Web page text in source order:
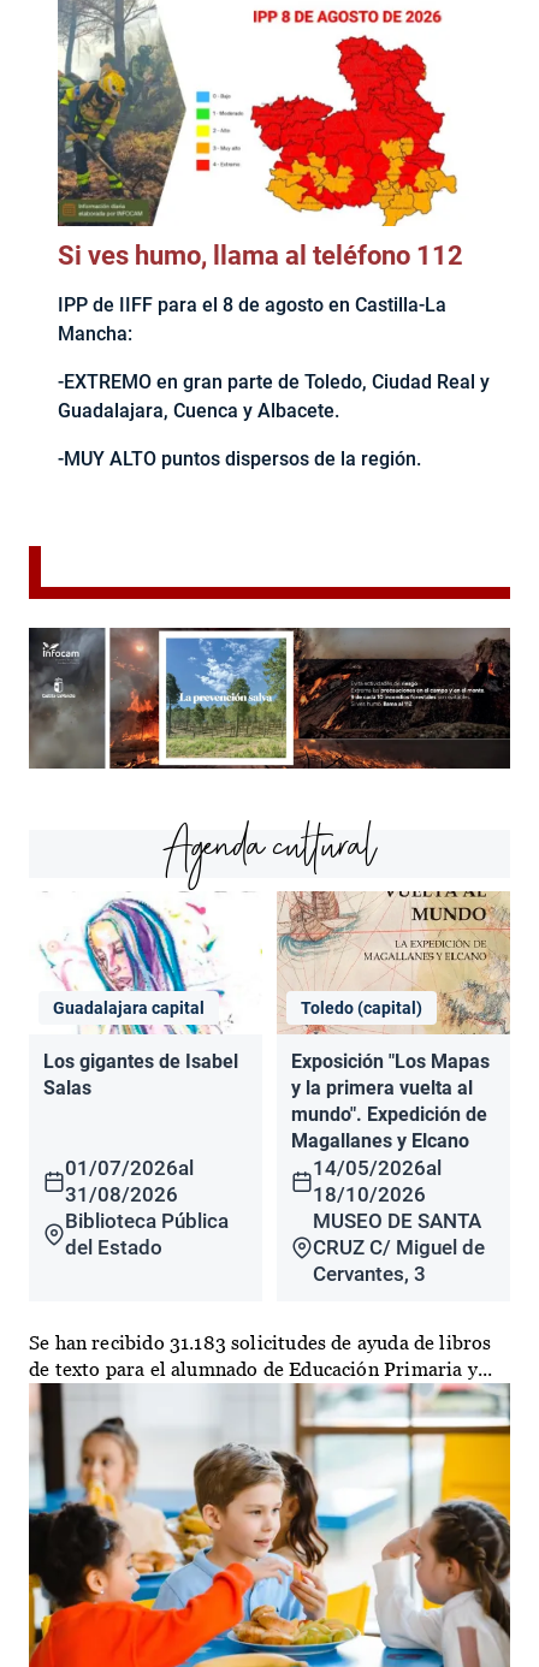
Si ves humo, llama al teléfono 112
IPP de IIFF para el 8 de agosto en Castilla-La
Mancha:
-EXTREMO en gran parte de Toledo, Ciudad Real y
Guadalajara, Cuenca y Albacete.
-MUY ALTO puntos dispersos de la región.
Agenda cultural
Guadalajara capital
Los gigantes de Isabel
Salas
01/07/2026al
31/08/2026
Biblioteca Pública
del Estado
Toledo (capital)
Exposición "Los Mapas
y la primera vuelta al
mundo". Expedición de
Magallanes y Elcano
14/05/2026al
18/10/2026
MUSEO DE SANTA
CRUZ C/ Miguel de
Cervantes, 3
Se han recibido 31.183 solicitudes de ayuda de libros
de texto para el alumnado de Educación Primaria y...